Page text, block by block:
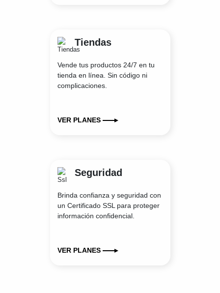
Tiendas
Vende tus productos 24/7 en tu
tienda en línea. Sin código ni
complicaciones.
VER PLANES
Seguridad
Brinda confianza y seguridad con
un Certificado SSL para proteger
información confidencial.
VER PLANES